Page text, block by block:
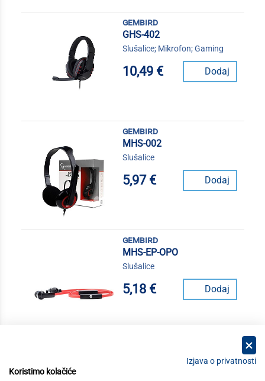
gembird
GHS-402
Slušalice; Mikrofon; Gaming
10,49 € Dodaj
gembird
MHS-002
Slušalice
5,97 € Dodaj
gembird
MHS-EP-OPO
Slušalice
5,18 € Dodaj
Izjava o privatnosti
Koristimo kolačiće